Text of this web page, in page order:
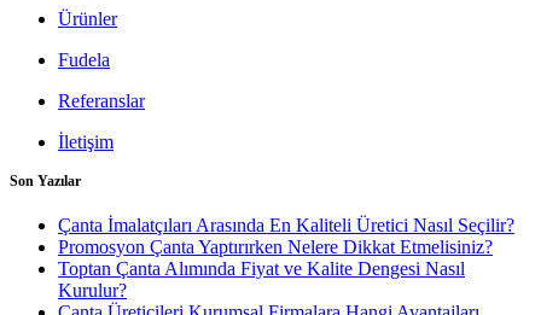
Ürünler
Fudela
Referanslar
İletişim
Son Yazılar
Çanta İmalatçıları Arasında En Kaliteli Üretici Nasıl Seçilir?
Promosyon Çanta Yaptırırken Nelere Dikkat Etmelisiniz?
Toptan Çanta Alımında Fiyat ve Kalite Dengesi Nasıl
Kurulur?